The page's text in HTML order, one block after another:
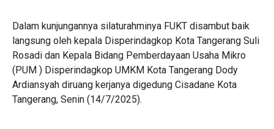
‎Dalam kunjungannya silaturahminya FUKT disambut baik
langsung oleh kepala Disperindagkop Kota Tangerang Suli
Rosadi dan Kepala Bidang Pemberdayaan Usaha Mikro
(PUM ) Disperindagkop UMKM Kota Tangerang Dody
Ardiansyah diruang kerjanya digedung Cisadane Kota
Tangerang, Senin (14/7/2025).